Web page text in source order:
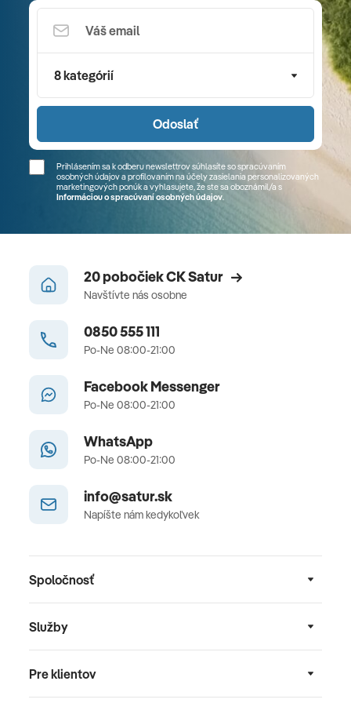
8 kategórií
Odoslať
Prihlásením sa k odberu newslettrov súhlasíte so spracúvaním
osobných údajov a profilovaním na účely zasielania personalizovaných
marketingových ponúk a vyhlasujete, že ste sa oboznámil/a s
Informáciou o spracúvaní osobných údajov.
20 pobočiek CK Satur
Navštívte nás osobne
0850 555 111
Po-Ne 08:00-21:00
Facebook Messenger
Po-Ne 08:00-21:00
WhatsApp
Po-Ne 08:00-21:00
info@satur.sk
Napíšte nám kedykoľvek
Spoločnosť
Služby
Pre klientov